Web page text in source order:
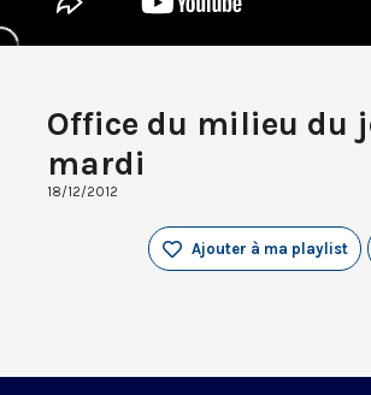
Office du milieu du
mardi
18/12/2012
Ajouter à ma playlist